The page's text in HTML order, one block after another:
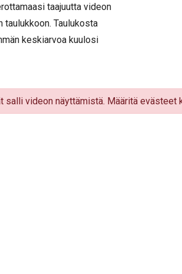
taajuutta videon
taulukkoon. Taulukosta
keskiarvoa kuulosi
salli videon näyttämistä. Määritä evästeet